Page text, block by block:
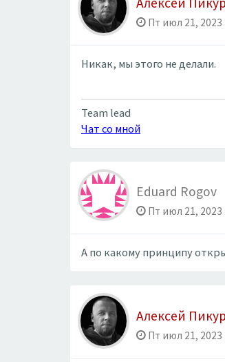
Пт июл 21, 2023
Никак, мы этого не делали.
Team lead
Чат со мной
Eduard Rogov
Пт июл 21, 2023
А по какому принципу
Алексей
Пт июл 21, 2023